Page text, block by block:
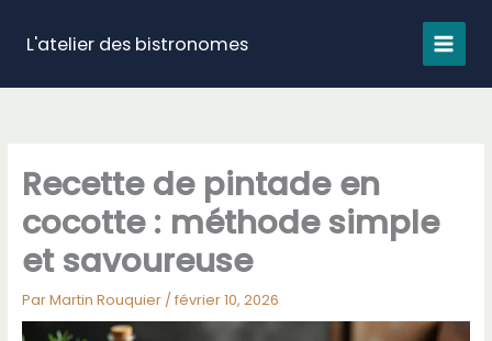
contenuL'atelier des bistronomes
Recette de pintade en
cocotte : méthode simple
et savoureuse
ParMartin Rouquier / février 10, 2026